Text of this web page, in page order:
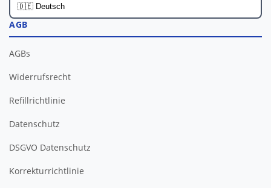
AGB
AGBs
Widerrufsrecht
Refillrichtlinie
Datenschutz
DSGVO Datenschutz
Korrekturrichtlinie